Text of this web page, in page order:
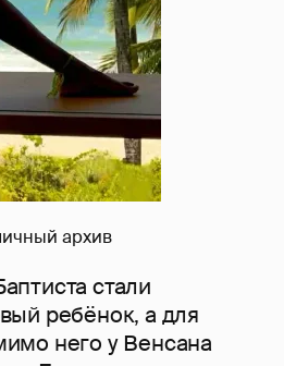
архив
стали
ребёнок, а для
него у Венсана